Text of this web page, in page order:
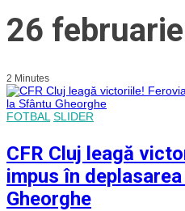
26
2 Minutes
FOTBAL SLIDER
CFR Cluj leagă
impus în
Gheorghe